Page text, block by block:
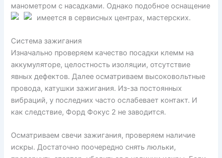
манометром с насадками. Однако подобное оснащение
имеется в сервисных центрах, мастерских.
Система зажигания
Изначально проверяем качество посадки клемм на
аккумуляторе, целостность изоляции, отсутствие
явных дефектов. Далее осматриваем высоковольтные
провода, катушки зажигания. Из-за постоянных
вибраций, у последних часто ослабевает контакт. И
как следствие, Форд Фокус 2 не заводится.
Осматриваем свечи зажигания, проверяем наличие
искры. Достаточно поочередно снять люльки,